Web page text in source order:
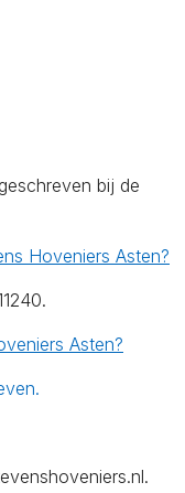
bij de
Hoveniers Asten?
Asten?